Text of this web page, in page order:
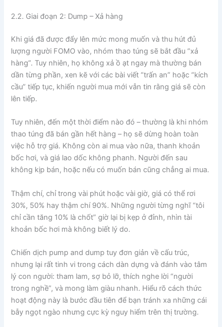
2.2. Giai đoạn 2: Dump – Xả hàng
Khi giá đã được đẩy lên mức mong muốn và thu hút đủ
lượng người FOMO vào, nhóm thao túng sẽ bắt đầu “xả
hàng”. Tuy nhiên, họ không xả ồ ạt ngay mà thường bán
dần từng phần, xen kẽ với các bài viết “trấn an” hoặc “kích
cầu” tiếp tục, khiến người mua mới vẫn tin rằng giá sẽ còn
lên tiếp.
Tuy nhiên, đến một thời điểm nào đó – thường là khi nhóm
thao túng đã bán gần hết hàng – họ sẽ dừng hoàn toàn
việc hỗ trợ giá. Không còn ai mua vào nữa, thanh khoản
bốc hơi, và giá lao dốc không phanh. Người đến sau
không kịp bán, hoặc nếu có muốn bán cũng chẳng ai mua.
Thậm chí, chỉ trong vài phút hoặc vài giờ, giá có thể rơi
30%, 50% hay thậm chí 90%. Những người từng nghĩ “tôi
chỉ cần tăng 10% là chốt” giờ lại bị kẹp ở đỉnh, nhìn tài
khoản bốc hơi mà không biết lý do.
Chiến dịch pump and dump tuy đơn giản về cấu trúc,
nhưng lại rất tinh vi trong cách dàn dựng và đánh vào tâm
lý con người: tham lam, sợ bỏ lỡ, thích nghe lời “người
trong nghề”, và mong làm giàu nhanh. Hiểu rõ cách thức
hoạt động này là bước đầu tiên để bạn tránh xa những cái
bẫy ngọt ngào nhưng cực kỳ nguy hiểm trên thị trường.